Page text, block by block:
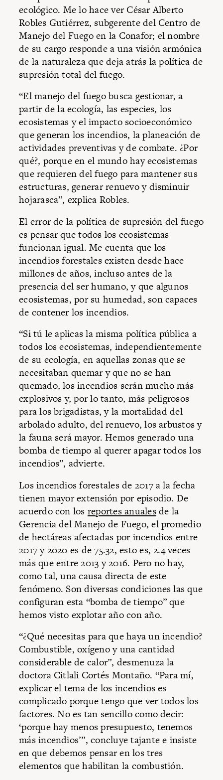
ecológico. Me lo hace ver César Alberto
Robles Gutiérrez, subgerente del Centro de
Manejo del Fuego en la Conafor; el nombre
de su cargo responde a una visión armónica
de la naturaleza que deja atrás la política de
supresión total del fuego.
“El manejo del fuego busca gestionar, a
partir de la ecología, las especies, los
ecosistemas y el impacto socioeconómico
que generan los incendios, la planeación de
actividades preventivas y de combate. ¿Por
qué?, porque en el mundo hay ecosistemas
que requieren del fuego para mantener sus
estructuras, generar renuevo y disminuir
hojarasca”, explica Robles.
El error de la política de supresión del fuego
es pensar que todos los ecosistemas
funcionan igual. Me cuenta que los
incendios forestales existen desde hace
millones de años, incluso antes de la
presencia del ser humano, y que algunos
ecosistemas, por su humedad, son capaces
de contener los incendios.
“Si tú le aplicas la misma política pública a
todos los ecosistemas, independientemente
de su ecología, en aquellas zonas que se
necesitaban quemar y que no se han
quemado, los incendios serán mucho más
explosivos y, por lo tanto, más peligrosos
para los brigadistas, y la mortalidad del
arbolado adulto, del renuevo, los arbustos y
la fauna será mayor. Hemos generado una
bomba de tiempo al querer apagar todos los
incendios”, advierte.
Los incendios forestales de 2017 a la fecha
tienen mayor extensión por episodio. De
acuerdo con los reportes anualesde la
Gerencia del Manejo de Fuego, el promedio
de hectáreas afectadas por incendios entre
2017 y 2020 es de 75.32, esto es, 2.4 veces
más que entre 2013 y 2016. Pero no hay,
como tal, una causa directa de este
fenómeno. Son diversas condiciones las que
configuran esta “bomba de tiempo” que
hemos visto explotar año con año.
“¿Qué necesitas para que haya un incendio?
Combustible, oxígeno y una cantidad
considerable de calor”, desmenuza la
doctora Citlali Cortés Montaño. “Para mí,
explicar el tema de los incendios es
complicado porque tengo que ver todos los
factores. No es tan sencillo como decir:
‘porque hay menos presupuesto, tenemos
más incendios’”, concluye tajante e insiste
en que debemos pensar en los tres
elementos que habilitan la combustión.